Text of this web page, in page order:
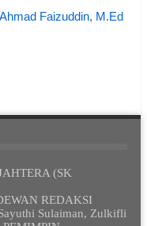
Faizuddin, M.Ed
(SK
REDAKSI
Sulaiman, Zulkifli